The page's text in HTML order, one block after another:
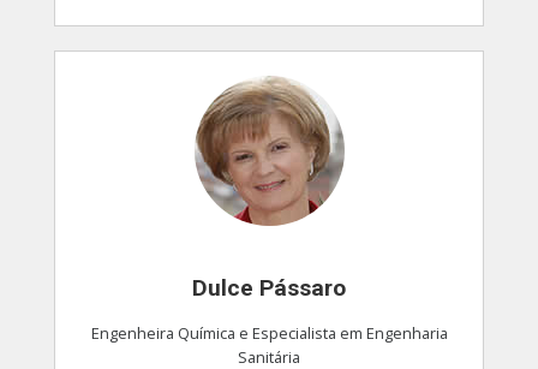
Dulce Pássaro
Engenheira Química e Especialista em Engenharia
Sanitária